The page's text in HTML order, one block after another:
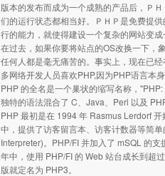
版本的发布而成为一个成熟的产品后，Ｐ
们的运行状态都相当好。ＰＨＰ是免费提
行的能力，就使得建设一个复杂的网站变
在过去，如果你要将站点的OS改换一下，
任何人都是毫无痛苦的。事实上，现在已
多网络开发人员喜欢PHP,因为PHP语言本
PHP 的全名是一个巢状的缩写名称，
独特的语法混合了 C、Java、Perl 以及
PHP 最初是在 1994 年 Rasmus Lerdorf
中，提供了访客留言本、访客计数器等简
Interpreter)。PHP/FI 并加入了 mSQL 的
年中，使用 PHP/FI 的 Web 站台成长到超
版就定名为 PHP3。